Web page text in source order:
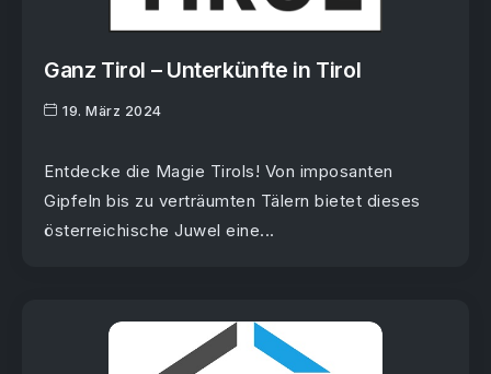
Ganz Tirol – Unterkünfte in Tirol
19. März 2024
Entdecke die Magie Tirols! Von imposanten
Gipfeln bis zu verträumten Tälern bietet dieses
österreichische Juwel eine...